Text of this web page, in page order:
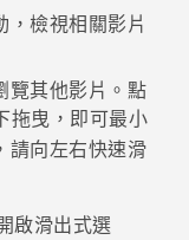
，檢視相關影片
覽其他影片。點
拖曳，即可最小
請向左右快速滑
啟滑出式選